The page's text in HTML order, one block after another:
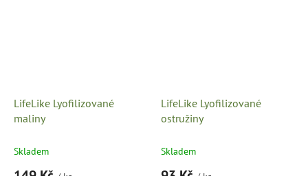
LifeLike Lyofilizované
maliny
Skladem
LifeLike Lyofilizované
ostružiny
Skladem